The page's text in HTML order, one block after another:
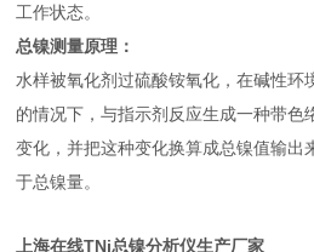
工作状态。
总镍测量原理：
水样被氧化剂过硫酸铵氧化，在碱性环
的情况下，与指示剂反应生成一种带色
变化，并把这种变化换算成总镍值输出
于总镍量。
上海在线TNi总镍分析仪生产厂家